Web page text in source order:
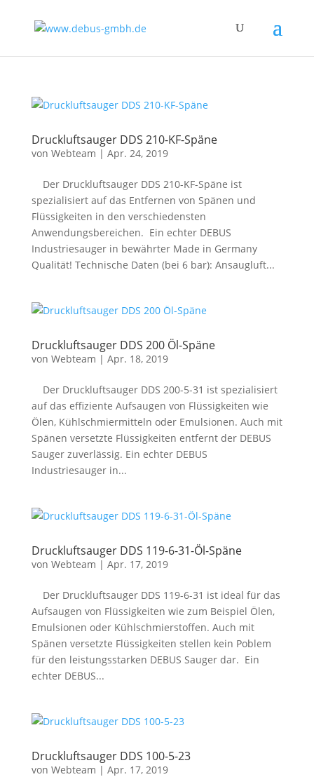
Druckluftsauger DDS 210-KF-Späne
von Webteam | Apr. 24, 2019
Der Druckluftsauger DDS 210-KF-Späne ist
spezialisiert auf das Entfernen von Spänen und
Flüssigkeiten in den verschiedensten
Anwendungsbereichen. Ein echter DEBUS
Industriesauger in bewährter Made in Germany
Qualität! Technische Daten (bei 6 bar): Ansaugluft...
Druckluftsauger DDS 200 Öl-Späne
von Webteam | Apr. 18, 2019
Der Druckluftsauger DDS 200-5-31 ist spezialisiert
auf das effiziente Aufsaugen von Flüssigkeiten wie
Ölen, Kühlschmiermitteln oder Emulsionen. Auch mit
Spänen versetzte Flüssigkeiten entfernt der DEBUS
Sauger zuverlässig. Ein echter DEBUS
Industriesauger in...
Druckluftsauger DDS 119-6-31-Öl-Späne
von Webteam | Apr. 17, 2019
Der Druckluftsauger DDS 119-6-31 ist ideal für das
Aufsaugen von Flüssigkeiten wie zum Beispiel Ölen,
Emulsionen oder Kühlschmierstoffen. Auch mit
Spänen versetzte Flüssigkeiten stellen kein Poblem
für den leistungsstarken DEBUS Sauger dar. Ein
echter DEBUS...
Druckluftsauger DDS 100-5-23
von Webteam | Apr. 17, 2019